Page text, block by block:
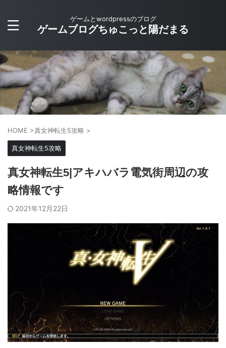
ゲームとwordpressのブログ
ゲームブログちゅこっと陽だまる
HOME >真女神転生5攻略 >
真女神転生5攻略
真女神転生5|アキハバラ電気街周辺の攻
略情報です
2021年12月22日